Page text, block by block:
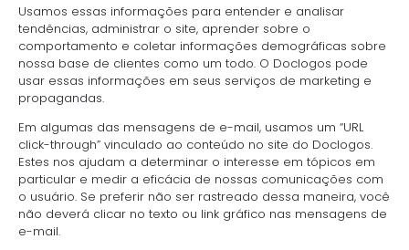
Usamos essas informações para entender e analisar
tendências, administrar o site, aprender sobre o
comportamento e coletar informações demográficas sobre
nossa base de clientes como um todo. O Doclogos pode
usar essas informações em seus serviços de marketing e
propagandas.
Em algumas das mensagens de e-mail, usamos um “URL
click-through” vinculado ao conteúdo no site do Doclogos.
Estes nos ajudam a determinar o interesse em tópicos em
particular e medir a eficácia de nossas comunicações com
o usuário. Se preferir não ser rastreado dessa maneira, você
não deverá clicar no texto ou link gráfico nas mensagens de
e-mail.